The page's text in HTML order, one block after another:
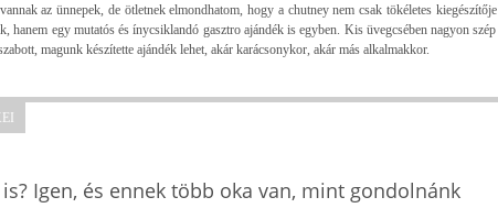
az ünnepek, de ötletnek elmondhatom, hogy a chutney nem csak tökéletes kiegészítője
hanem egy mutatós és ínycsiklandó gasztro ajándék is egyben. Kis üvegcsében nagyon szép
magunk készítette ajándék lehet, akár karácsonykor, akár más alkalmakkor.
Igen, és ennek több oka van, mint gondolnánk